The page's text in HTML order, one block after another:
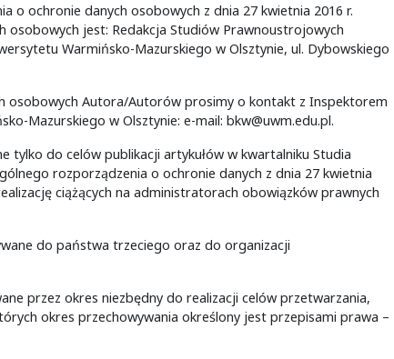
o ochronie danych osobowych z dnia 27 kwietnia 2016 r.
jest: Redakcja Studiów Prawnoustrojowych
Warmińsko-Mazurskiego w Olsztynie, ul. Dybowskiego
osobowych Autora/Autorów prosimy o kontakt z Inspektorem
Mazurskiego w Olsztynie: e-mail: bkw@uwm.edu.pl.
do celów publikacji artykułów w kwartalniku Studia
rozporządzenia o ochronie danych z dnia 27 kwietnia
ciążących na administratorach obowiązków prawnych
do państwa trzeciego oraz do organizacji
przez okres niezbędny do realizacji celów przetwarzania,
okres przechowywania określony jest przepisami prawa –